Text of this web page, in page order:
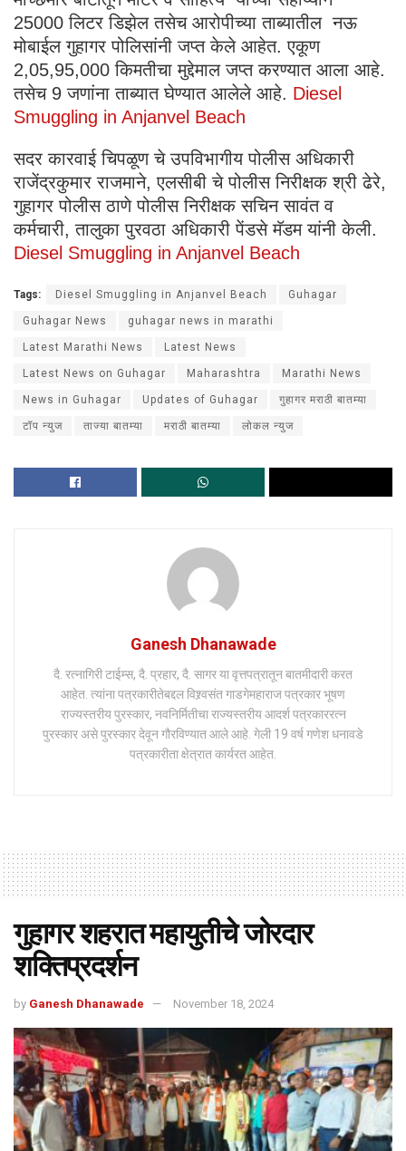
25000 लिटर डिझेल तसेच आरोपीच्या ताब्यातील नऊ
मोबाईल गुहागर पोलिसांनी जप्त केले आहेत. एकूण
2,05,95,000 किमतीचा मुद्देमाल जप्त करण्यात आला आहे.
तसेच 9 जणांना ताब्यात घेण्यात आलेले आहे. Diesel
Smuggling in Anjanvel Beach
सदर कारवाई चिपळूण चे उपविभागीय पोलीस अधिकारी
राजेंद्रकुमार राजमाने, एलसीबी चे पोलीस निरीक्षक श्री ढेरे,
गुहागर पोलीस ठाणे पोलीस निरीक्षक सचिन सावंत व
कर्मचारी, तालुका पुरवठा अधिकारी पेंडसे मॅडम यांनी केली.
Diesel Smuggling in Anjanvel Beach
Tags: Diesel Smuggling in Anjanvel Beach Guhagar
Guhagar News guhagar news in marathi
Latest Marathi News Latest News
Latest News on Guhagar Maharashtra Marathi News
News in Guhagar Updates of Guhagar गुहागर मराठी बातम्या
टॉप न्युज ताज्या बातम्या मराठी बातम्या लोकल न्युज
Ganesh Dhanawade
दै. रत्नागिरी टाईम्स, दै. प्रहार, दै. सागर या वृत्तपत्रातून बातमीदारी करत
आहेत. त्यांना पत्रकारीतेबद्दल विश्र्वसंत गाडगेमहाराज पत्रकार भूषण
राज्यस्तरीय पुरस्कार, नवनिर्मितीचा राज्यस्तरीय आदर्श पत्रकाररत्न
पुरस्कार असे पुरस्कार देवून गौरविण्यात आले आहे. गेली 19 वर्ष गणेश धनावडे
पत्रकारीता क्षेत्रात कार्यरत आहेत.
गुहागर शहरात महायुतीचे जोरदार
शक्तिप्रदर्शन
by Ganesh Dhanawade November 18, 2024